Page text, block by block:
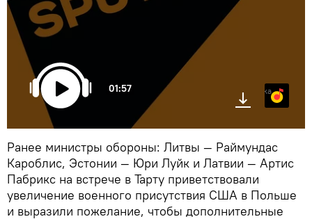
01:57 Яндекс.Музыка
Ранее министры обороны: Литвы — Раймундас
Кароблис, Эстонии — Юри Луйк и Латвии — Артис
Пабрикс на встрече в Тарту приветствовали
увеличение военного присутствия США в Польше
и выразили пожелание, чтобы дополнительные